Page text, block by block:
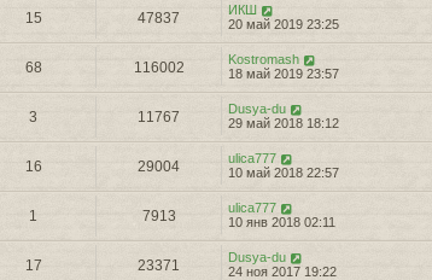
15 47837
ИКШ
20 май 2019 23:25
68 116002
Kostromash
18 май 2019 23:57
3 11767
Dusya-du
29 май 2018 18:12
16 29004
ulica777
10 май 2018 22:57
1 7913
ulica777
10 янв 2018 02:11
17 23371
Dusya-du
24 ноя 2017 19:22